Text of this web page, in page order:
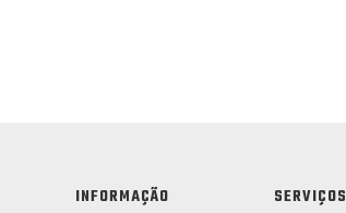
INFORMAÇÃO SERVIÇOS